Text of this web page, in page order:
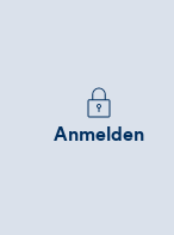
Melden
Sie
Anmelden